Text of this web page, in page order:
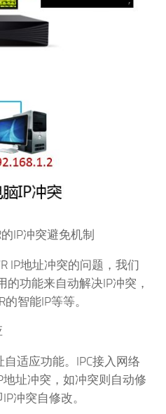
IP冲突避免机制
地址冲突的问题，我们
的功能来自动解决IP冲突，
智能IP等等。
适应功能。IPC接入网络
址冲突，如冲突则自动修
冲突自修改。